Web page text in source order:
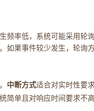
频率低，系统可能采用轮
如果事件较少发生，轮询
中断方式适合对实时性要
简单且对响应时间要求不